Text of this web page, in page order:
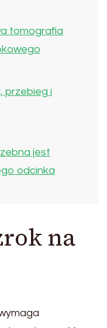
tomografia
przebieg i
jest
odcinka
na